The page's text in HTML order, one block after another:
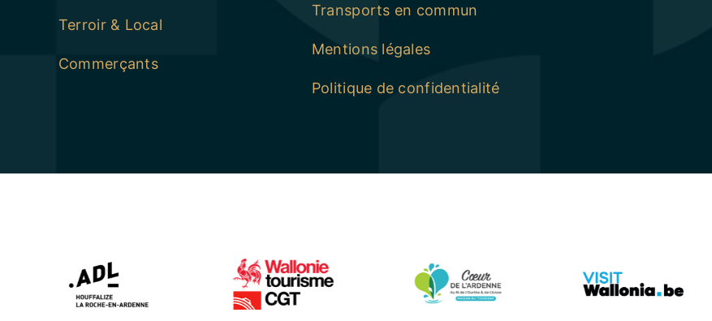
Terroir & Local
Commerçants
Transports en commun
Mentions légales
Politique de confidentialité